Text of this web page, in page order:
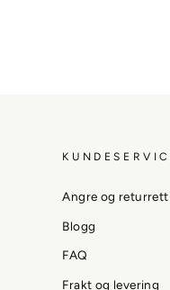
Angre og returrett
Blogg
FAQ
Frakt og levering